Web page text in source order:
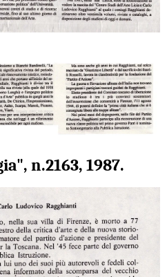
n.2163, 1987.